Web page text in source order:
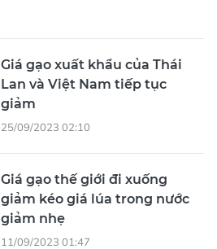
Giá gạo xuất khẩu của Thái
Lan và Việt Nam tiếp tục
giảm
25/09/2023 02:10
Giá gạo thế giới đi xuống
giảm kéo giá lúa trong nước
giảm nhẹ
11/09/2023 01:47